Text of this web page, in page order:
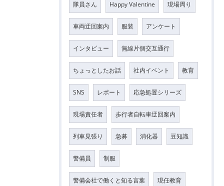
隊員さん Happy Valentine 現場周り
車両迂回案内 服装 アンケート
インタビュー 無線片側交互通行
ちょっとしたお話 社内イベント 教育
SNS レポート 応急処置シリーズ
現場責任者 歩行者自転車迂回案内
列車見張り 急募 消化器 豆知識
警備員 制服
警備会社で働くと知る言葉 現任教育